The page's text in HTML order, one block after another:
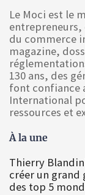
Le Moci est le
entrepreneurs,
du commerce
magazine,
130 ans, des
font confiance
International
ressources et
À la une
Thierry
créer un
des top 5